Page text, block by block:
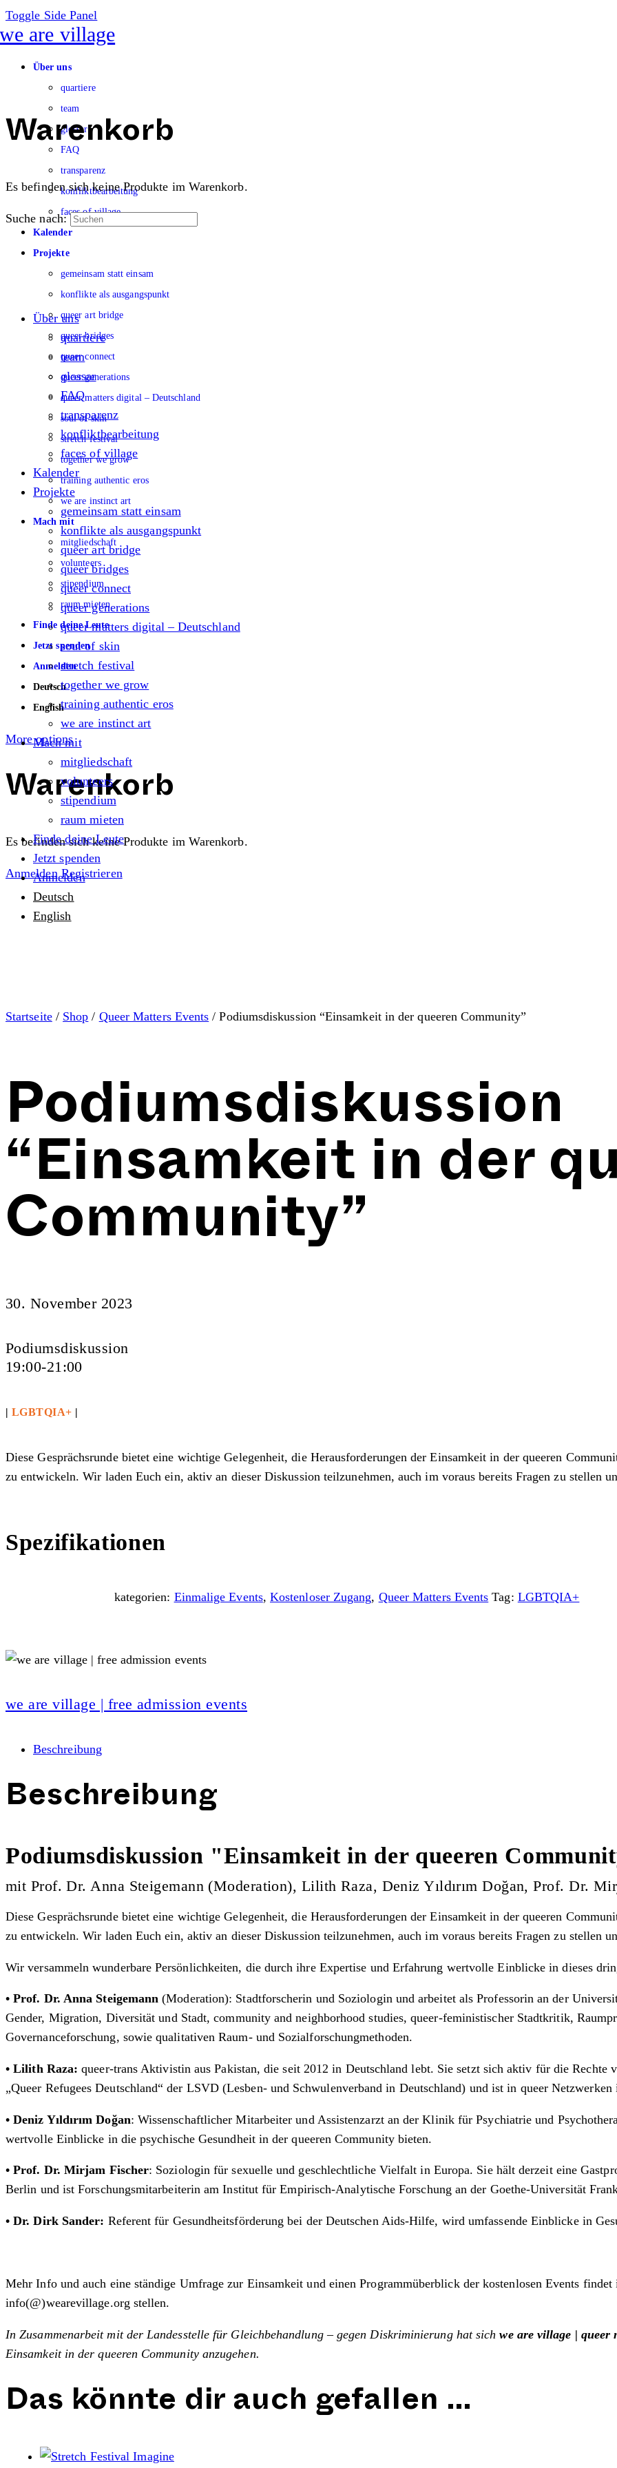
Toggle Side Panel
Über uns
quartiere
team
glossar
FAQ
transparenz
konfliktbearbeitung
faces of village
Kalender
Projekte
gemeinsam statt einsam
konflikte als ausgangspunkt
queer art bridge
queer bridges
queer connect
queer generations
queer matters digital – Deutschland
soul of skin
stretch festival
together we grow
training authentic eros
we are instinct art
Mach mit
mitgliedschaft
volunteers
stipendium
raum mieten
Finde deine Leute
Jetzt spenden
Anmelden
Deutsch
English
More options
Warenkorb
Es befinden sich keine Produkte im Warenkorb.
Anmelden Registrieren
Warenkorb
Es befinden sich keine Produkte im Warenkorb.
Suche nach:
Über uns
quartiere
team
glossar
FAQ
transparenz
konfliktbearbeitung
faces of village
Kalender
Projekte
gemeinsam statt einsam
konflikte als ausgangspunkt
queer art bridge
queer bridges
queer connect
queer generations
queer matters digital – Deutschland
soul of skin
stretch festival
together we grow
training authentic eros
we are instinct art
Mach mit
mitgliedschaft
volunteers
stipendium
raum mieten
Finde deine Leute
Jetzt spenden
Anmelden
Deutsch
English
Startseite/ Shop / Queer Matters Events / Podiumsdiskussion “Einsamkeit in der queeren Community”
Podiumsdiskussion
“Einsamkeit in der
Community”
30. November 2023
Podiumsdiskussion
19:00-21:00
| LGBTQIA+ |
Diese Gesprächsrunde bietet eine wichtige Gelegenheit, die Herausforderungen der Einsamkeit in der queeren
zu entwickeln. Wir laden Euch ein, aktiv an dieser Diskussion teilzunehmen, auch im voraus bereits Fragen zu stellen
Spezifikationen
kategorien: Einmalige Events, Kostenloser Zugang, Queer Matters Events Tag: LGBTQIA+
we are village | free admission events
Beschreibung
Beschreibung
Podiumsdiskussion "Einsamkeit in der queeren
mit Prof. Dr. Anna Steigemann (Moderation), Lilith Raza, Deniz Yıldırım Doğan, Prof. Dr.
Diese Gesprächsrunde bietet eine wichtige Gelegenheit, die Herausforderungen der Einsamkeit in der queeren
zu entwickeln. Wir laden Euch ein, aktiv an dieser Diskussion teilzunehmen, auch im voraus bereits Fragen zu stellen
Wir versammeln wunderbare Persönlichkeiten, die durch ihre Expertise und Erfahrung wertvolle Einblicke in dieses
• Prof. Dr. Anna Steigemann(Moderation): Stadtforscherin und Soziologin und arbeitet als Professorin an der
Gender, Migration, Diversität und Stadt, community and neighborhood studies, queer-feministischer Stadtkritik,
Governanceforschung, sowie qualitativen Raum- und Sozialforschungmethoden.
• Lilith Raza: queer-trans Aktivistin aus Pakistan, die seit 2012 in Deutschland lebt. Sie setzt sich aktiv für die
„Queer Refugees Deutschland“ der LSVD (Lesben- und Schwulenverband in Deutschland) und ist in queer
• Deniz Yıldırım Doğan: Wissenschaftlicher Mitarbeiter und Assistenzarzt an der Klinik für Psychiatrie und
wertvolle Einblicke in die psychische Gesundheit in der queeren Community bieten.
• Prof. Dr. Mirjam Fischer: Soziologin für sexuelle und geschlechtliche Vielfalt in Europa. Sie hält derzeit eine
Berlin und ist Forschungsmitarbeiterin am Institut für Empirisch-Analytische Forschung an der Goethe-Universität
• Dr. Dirk Sander: Referent für Gesundheitsförderung bei der Deutschen Aids-Hilfe, wird umfassende Einblicke in
Mehr Info und auch eine ständige Umfrage zur Einsamkeit und einen Programmüberblick der kostenlosen Events
info(@)wearevillage.org stellen.
In Zusammenarbeit mit der Landesstelle für Gleichbehandlung – gegen Diskriminierung hat sichwe are village | queer
Einsamkeit in der queeren Community anzugehen.
Das könnte dir auch gefallen …